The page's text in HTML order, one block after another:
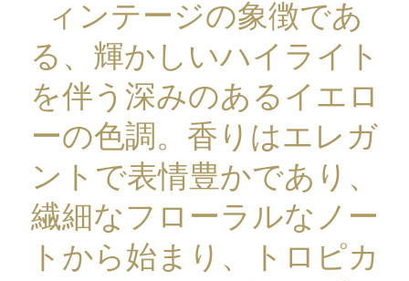
ィンテージの象徴であ
る、輝かしいハイライト
を伴う深みのあるイエロ
ーの色調。香りはエレガ
ントで表情豊かであり、
繊細なフローラルなノー
トから始まり、トロピカ